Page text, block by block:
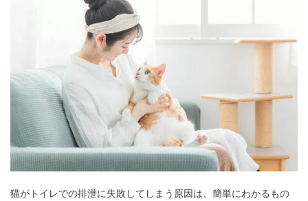
猫がトイレでの排泄に失敗してしまう原因は、簡単にわかるもの